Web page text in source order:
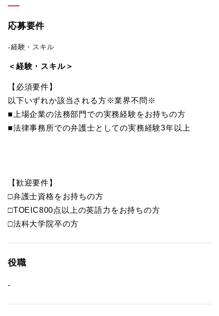
応募要件
-経験・スキル
＜経験・スキル＞
【必須要件】
以下いずれか該当される方※業界不問※
■上場企業の法務部門での実務経験をお持ちの方
■法律事務所での弁護士としての実務経験3年以上
【歓迎要件】
□弁護士資格をお持ちの方
□TOEIC800点以上の英語力をお持ちの方
□法科大学院卒の方
役職
-